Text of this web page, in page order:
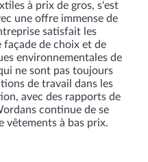
à prix de gros, s'est
une offre immense de
satisfait les
de choix et de
environnementales de
ne sont pas toujours
de travail dans les
avec des rapports de
continue de se
vêtements à bas prix.